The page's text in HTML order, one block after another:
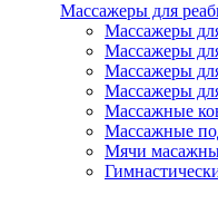
Массажеры для
Массажеры
Массажеры
Массажеры
Массажеры
Массажные
Массажные
Мячи